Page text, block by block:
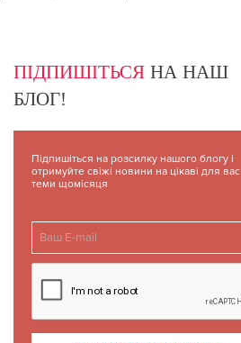
ПІДПИШІТЬСЯ НА НАШ
БЛОГ!
Підпишіться на розсилку нашого блогу і
отримуйте свіжі новини на цікаві для вас
теми щомісяця